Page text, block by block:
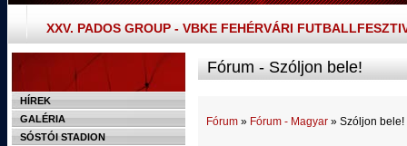
XXV. PADOS GROUP - VBKE FEHÉRVÁRI
HÍREK
GALÉRIA
SÓSTÓI STADION
Fórum - Szóljon bele!
Fórum » Fórum - Magyar » Szóljon bele!